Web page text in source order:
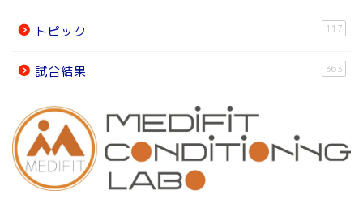
トピック 117
試合結果 363
チーム紹介